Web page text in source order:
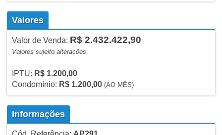
Valores
Valor de Venda: R$ 2.432.422,90
Valores sujeito alterações
IPTU: R$ 1.200,00
Condomínio: R$ 1.200,00 (AO MÊS)
Informações